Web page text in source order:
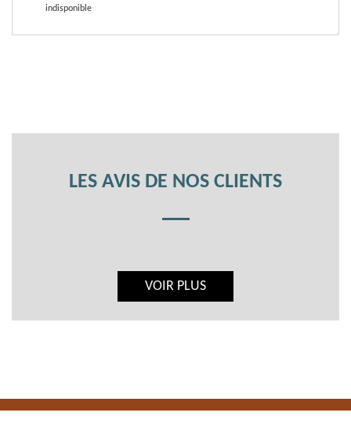
indisponible
LES AVIS DE NOS CLIENTS
VOIR PLUS